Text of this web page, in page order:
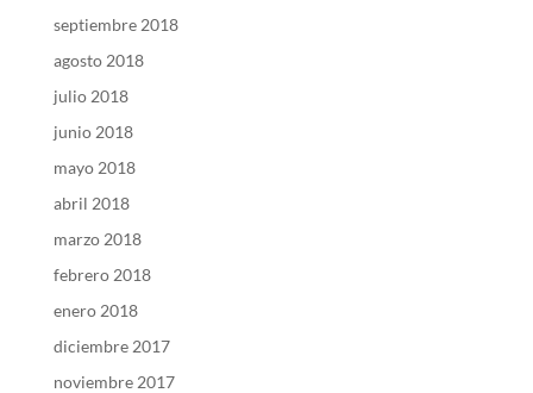
septiembre 2018
agosto 2018
julio 2018
junio 2018
mayo 2018
abril 2018
marzo 2018
febrero 2018
enero 2018
diciembre 2017
noviembre 2017